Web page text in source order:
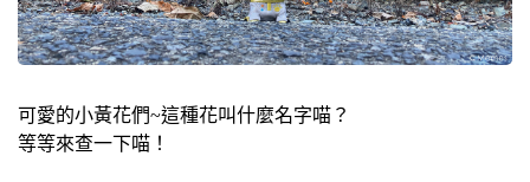
可愛的小黃花們~這種花叫什麼名字喵？
等等來查一下喵！